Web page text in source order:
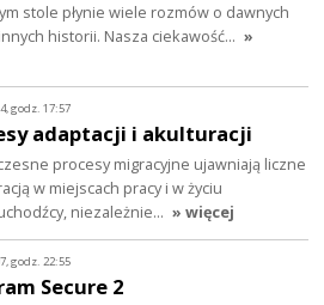
stole płynie wiele rozmów o dawnych
historii. Nasza ciekawość… »
godz. 17:57
adaptacji i akulturacji
procesy migracyjne ujawniają liczne
w miejscach pracy i w życiu
niezależnie… » więcej
godz. 22:55
Secure 2